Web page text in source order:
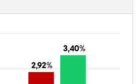
2,92%
2,92%
3,40%
3,40%